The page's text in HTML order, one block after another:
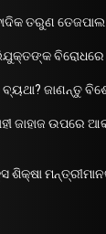
ତରୁଣ
ବିରୋଧରେ
ଜାଣନ୍ତୁ
ଜାହାଜ ଉପରେ